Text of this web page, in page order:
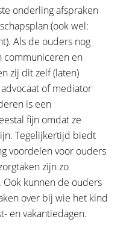
onderling afspraken
(ook wel:
Als de ouders nog
communiceren en
zij dit zelf (laten)
of mediator
is een
fijn omdat ze
Tegelijkertijd biedt
voordelen voor ouders
zijn zo
kunnen de ouders
over bij wie het kind
en vakantiedagen.